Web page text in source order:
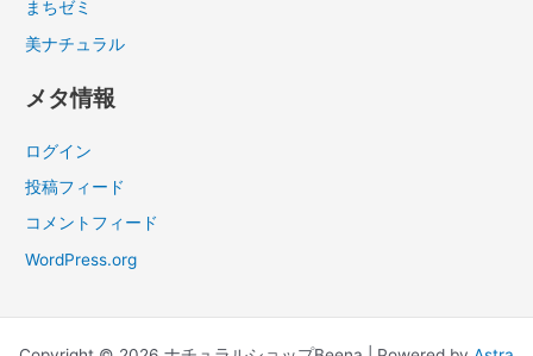
まちゼミ
美ナチュラル
メタ情報
ログイン
投稿フィード
コメントフィード
WordPress.org